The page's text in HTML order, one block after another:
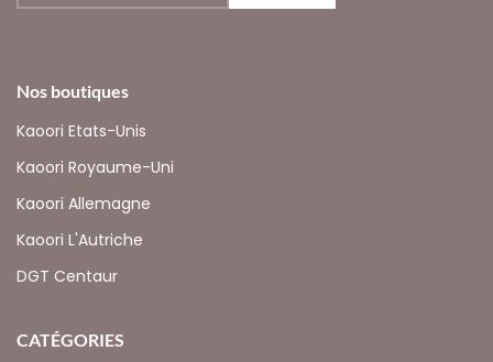
Nos boutiques
Kaoori Etats-Unis
Kaoori Royaume-Uni
Kaoori Allemagne
Kaoori L'Autriche
DGT Centaur
CATÉGORIES